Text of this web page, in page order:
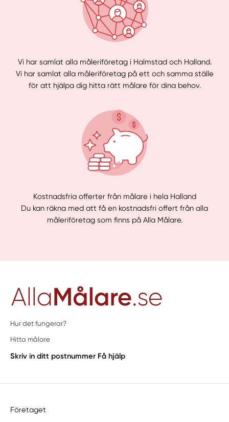
Vi har samlat alla måleriföretag i Halmstad och Halland.
Vi har samlat alla måleriföretag på ett och samma ställe
för att hjälpa dig hitta rätt målare för dina behov.
Kostnadsfria offerter från målare i hela Halland
Du kan räkna med att få en kostnadsfri offert från alla
måleriföretag som finns på Alla Målare.
Hur det fungerar?
Hitta målare
Skriv in ditt postnummer Få hjälp
Företaget